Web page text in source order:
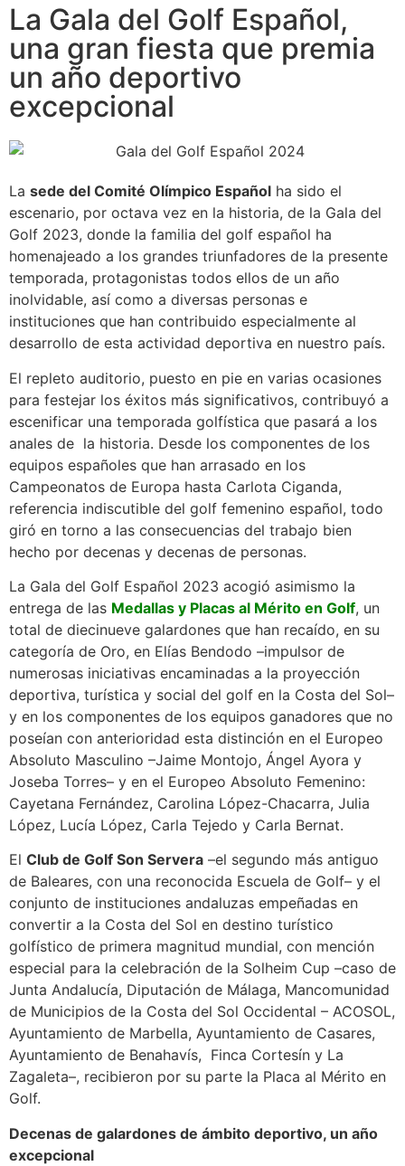
La Gala del Golf Español,
una gran fiesta que premia
un año deportivo
excepcional
La sede del Comité Olímpico Español ha sido el
escenario, por octava vez en la historia, de la Gala del
Golf 2023, donde la familia del golf español ha
homenajeado a los grandes triunfadores de la presente
temporada, protagonistas todos ellos de un año
inolvidable, así como a diversas personas e
instituciones que han contribuido especialmente al
desarrollo de esta actividad deportiva en nuestro país.
El repleto auditorio, puesto en pie en varias ocasiones
para festejar los éxitos más significativos, contribuyó a
escenificar una temporada golfística que pasará a los
anales de la historia. Desde los componentes de los
equipos españoles que han arrasado en los
Campeonatos de Europa hasta Carlota Ciganda,
referencia indiscutible del golf femenino español, todo
giró en torno a las consecuencias del trabajo bien
hecho por decenas y decenas de personas.
La Gala del Golf Español 2023 acogió asimismo la
entrega de las Medallas y Placas al Mérito en Golf, un
total de diecinueve galardones que han recaído, en su
categoría de Oro, en Elías Bendodo –impulsor de
numerosas iniciativas encaminadas a la proyección
deportiva, turística y social del golf en la Costa del Sol–
y en los componentes de los equipos ganadores que no
poseían con anterioridad esta distinción en el Europeo
Absoluto Masculino –Jaime Montojo, Ángel Ayora y
Joseba Torres– y en el Europeo Absoluto Femenino:
Cayetana Fernández, Carolina López-Chacarra, Julia
López, Lucía López, Carla Tejedo y Carla Bernat.
El Club de Golf Son Servera –el segundo más antiguo
de Baleares, con una reconocida Escuela de Golf– y el
conjunto de instituciones andaluzas empeñadas en
convertir a la Costa del Sol en destino turístico
golfístico de primera magnitud mundial, con mención
especial para la celebración de la Solheim Cup –caso de
Junta Andalucía, Diputación de Málaga, Mancomunidad
de Municipios de la Costa del Sol Occidental – ACOSOL,
Ayuntamiento de Marbella, Ayuntamiento de Casares,
Ayuntamiento de Benahavís, Finca Cortesín y La
Zagaleta–, recibieron por su parte la Placa al Mérito en
Golf.
Decenas de galardones de ámbito deportivo, un año
excepcional